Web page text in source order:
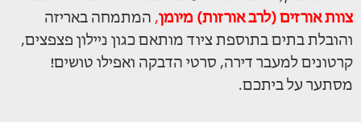
צוות אורזים (לרב אורזות) מיומן, המתמחה באריזה
והובלת בתים בתוספת ציוד מותאם כגון ניילון פצפצים,
קרטונים למעבר דירה, סרטי הדבקה ואפילו טושים!
מסתער על ביתכם.